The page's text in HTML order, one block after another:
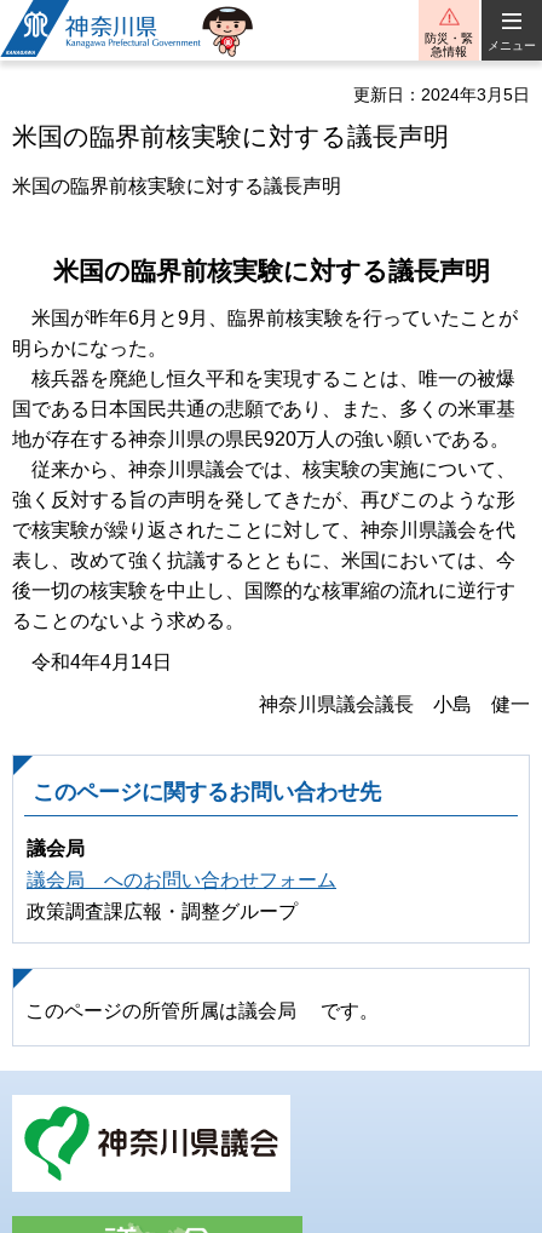
神奈川県
防災・緊
急情報
メニュー
更新日：2024年3月5日
米国の臨界前核実験に対する議長声明
米国の臨界前核実験に対する議長声明
米国の臨界前核実験に対する議長声明
米国が昨年6月と9月、臨界前核実験を行っていたことが
明らかになった。
核兵器を廃絶し恒久平和を実現することは、唯一の被爆
国である日本国民共通の悲願であり、また、多くの米軍基
地が存在する神奈川県の県民920万人の強い願いである。
従来から、神奈川県議会では、核実験の実施について、
強く反対する旨の声明を発してきたが、再びこのような形
で核実験が繰り返されたことに対して、神奈川県議会を代
表し、改めて強く抗議するとともに、米国においては、今
後一切の核実験を中止し、国際的な核軍縮の流れに逆行す
ることのないよう求める。
令和4年4月14日
神奈川県議会議長 小島 健一
このページに関するお問い合わせ先
議会局
議会局 へのお問い合わせフォーム
政策調査課広報・調整グループ
このページの所管所属は議会局 です。